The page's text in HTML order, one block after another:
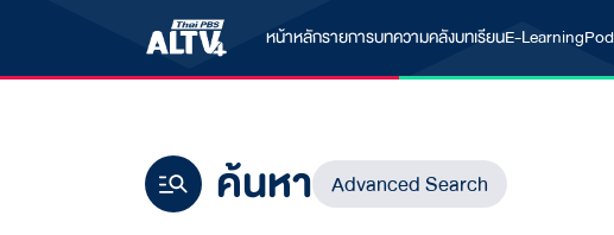
หน้าหลักรายการบทความคลังบทเรียนE-Learning
ค้นหา Advanced Search